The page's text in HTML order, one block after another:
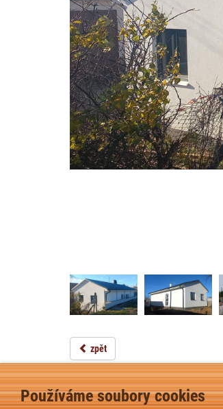
Používáme soubory cookies
zpět